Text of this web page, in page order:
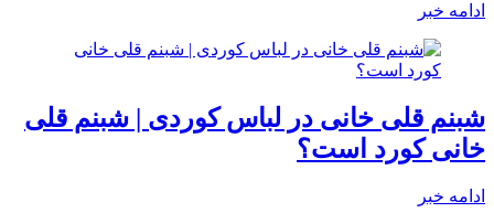
ادامه خبر
شبنم قلی خانی در لباس کوردی | شبنم قلی
خانی کورد است؟
ادامه خبر